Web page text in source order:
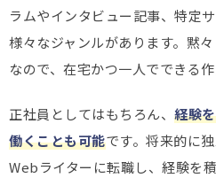
ラムやインタビュー記事、特定
様々なジャンルがあります。黙
なので、在宅かつ一人でできる作
正社員としてはもちろん、 経験
働くことも可能です。将来的に
Webライターに転職し、経験を